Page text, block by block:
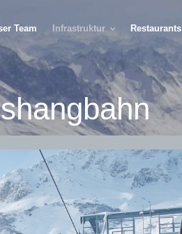
Team Infrastruktur Restaurants